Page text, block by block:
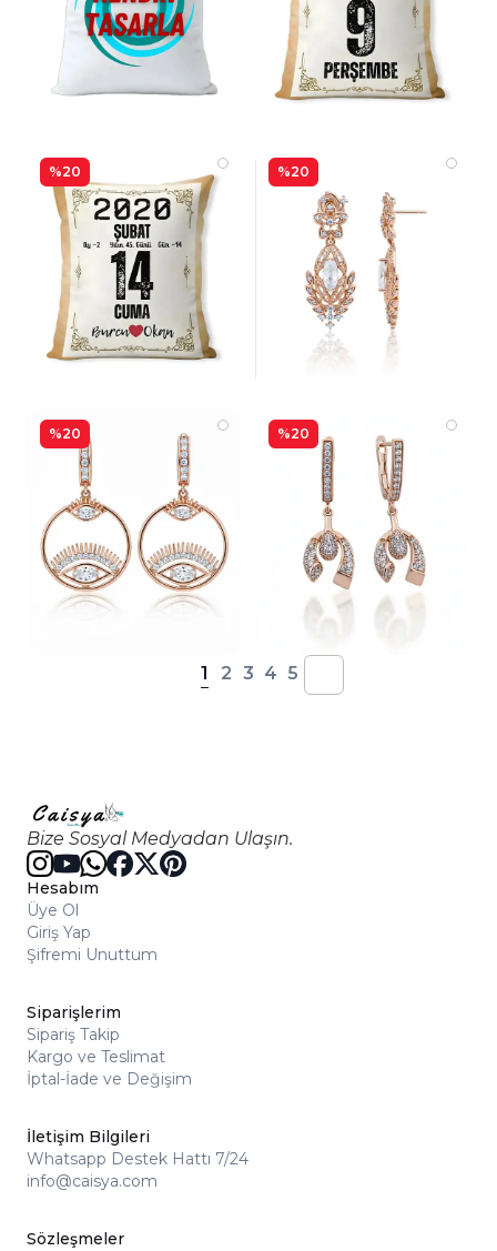
%20 %20
%20 %20
1 2 3 4 5
Bize Sosyal Medyadan Ulaşın.
Hesabım
Üye Ol
Giriş Yap
Şifremi Unuttum
Siparişlerim
Sipariş Takip
Kargo ve Teslimat
İptal-İade ve Değişim
İletişim Bilgileri
Whatsapp Destek Hattı 7/24
info@caisya.com
Sözleşmeler